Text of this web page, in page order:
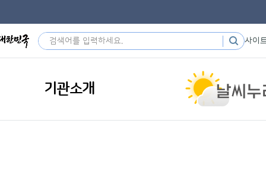
사이
기관소개